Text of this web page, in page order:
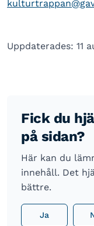
Uppdaterades: 11
Fick du
på sidan?
Här kan du
innehåll. Det
bättre.
Ja